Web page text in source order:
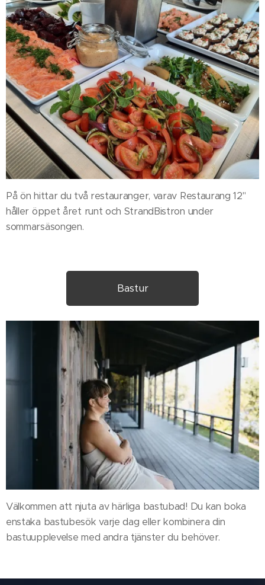
På ön hittar du två restauranger, varav Restaurang 12"
håller öppet året runt och StrandBistron under
sommarsäsongen.
Bastur
Välkommen att njuta av härliga bastubad! Du kan boka
enstaka bastubesök varje dag eller kombinera din
bastuupplevelse med andra tjänster du behöver.